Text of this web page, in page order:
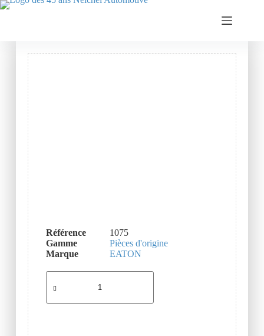
Référence
1075
Gamme
Pièces d'origine
Marque
EATON